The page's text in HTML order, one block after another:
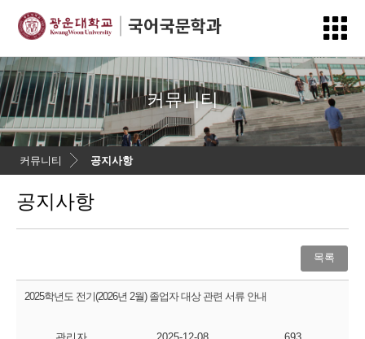
커뮤니티
커뮤니티 공지사항
공지사항
목록
2025학년도 전기(2026년 2월) 졸업자 대상 관련 서류 안내